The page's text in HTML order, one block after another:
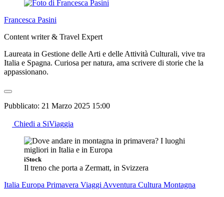
Francesca Pasini
Content writer & Travel Expert
Laureata in Gestione delle Arti e delle Attività Culturali, vive tra
Italia e Spagna. Curiosa per natura, ama scrivere di storie che la
appassionano.
Pubblicato: 21 Marzo 2025 15:00
Chiedi a SiViaggia
iStock
Il treno che porta a Zermatt, in Svizzera
Italia Europa Primavera Viaggi Avventura Cultura Montagna